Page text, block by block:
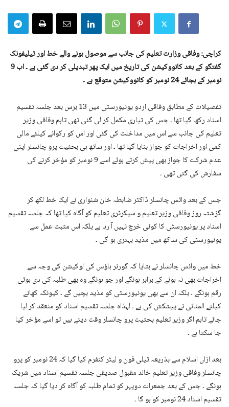
کراچی: وفاقی وزارت تعلیم کی جانب سے موصول ہونے والے خط اور ٹیلیفونک
گفتگو کے بعد کانووکیشن کی تاریخ میں ایک پھر تبدیلی کر دی گئی ہے ۔ اب 9
نومبر کے بجائے 24 نومبر کو کانووکیشن متوقع ہے ۔
تفصیلات کے مطابق وفاقی اردو یونیورسٹی میں 13 برس بعد جلسہ تقسیم
اسناد رکھا گیا تھا ۔ جس کی تیاری مکمل کر لی گئی تھی تاہم وفاقی وزیر
تعلیم کی جانب سے اس میں مداخلت کی گئی اور اس کو رکوانے کیلئے مالی
کمی اور اخراجات کو جواز بنایا گیا تھا ۔ اور ساتھ ہی بحثیت پرو چانسلر اپنی
عدم شرکت کا جواز بھی پیش کرتے ہوئے اسے 9 نومبر کو مؤخر کرنے کی
سفارش کی گئی تھی ۔
جس کے بعد وائس چانسلر ڈاکٹر ضابطہ خان شنواری نے ایک خط لکھ کر
گزشتہ روز وفاقی وزیر تعلیم و سیکرٹری تعلیم کو آگاہ کیا تھا کہ جلسہ تقسیم
اسناد پر یونیورسٹی کا کوئی خرچ نہیں آ رہا ہے بلکہ اس مثبت عمل سے
یونیورسٹی کی ساکھ میں مذید بہتری ہو گی ۔
خط میں وائس چانسلر نے بتایا کہ گورنر ہاؤس کی لوکیشن کی وجہ سے
اخراجات بھی نہ ہونے کے برابر ہونگے اور جو ہونگے وہ بھی طلبہ کی دی ہوئی
رقم ہونگے ۔ بلکہ ان سے بھی یونیورسٹی کو مذید بچیں گے ۔ کیونکہ کھانے
کیلئے المنائی نے پیشکش کی ہے ۔ لہذاہ جلسہ تقسیم اسناد کو منعقد کر لیا
جائے تاہم اگر وزیر تعلیم بحثیت پرو چانسلر وقت دیتے ہیں تو اسے مؤخر کیا
جا سکتا ہے ۔
بعد ازاں اسلام سے بذریعہ ٹیلی فون و لیٹر کنفرم کیا گیا کہ 24 نومبر کو پرو
چانسلر وفاقی وزیر تعلیم خالد مقبول صدیقی جلسہ تقسیم اسناد میں شریک
ہونگے ۔ جس کے بعد جمعرات دوپہر کو تمام طلبہ کو آگاہ کر دیا گیا کہ جلسہ
تقسیم اسناد 24 نومبر کو ہو گا ۔